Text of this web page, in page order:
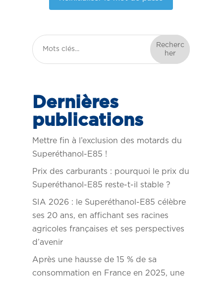
Recherc
her
Dernières
publications
Mettre fin à l’exclusion des motards du
Superéthanol-E85 !
Prix des carburants : pourquoi le prix du
Superéthanol-E85 reste-t-il stable ?
SIA 2026 : le Superéthanol-E85 célèbre
ses 20 ans, en affichant ses racines
agricoles françaises et ses perspectives
d’avenir
Après une hausse de 15 % de sa
consommation en France en 2025, une